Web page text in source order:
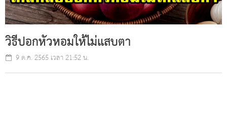
วิธีปอกหัวหอมให้ไม่แสบตา
9 ต.ค. 2565 เวลา 21:52 น.